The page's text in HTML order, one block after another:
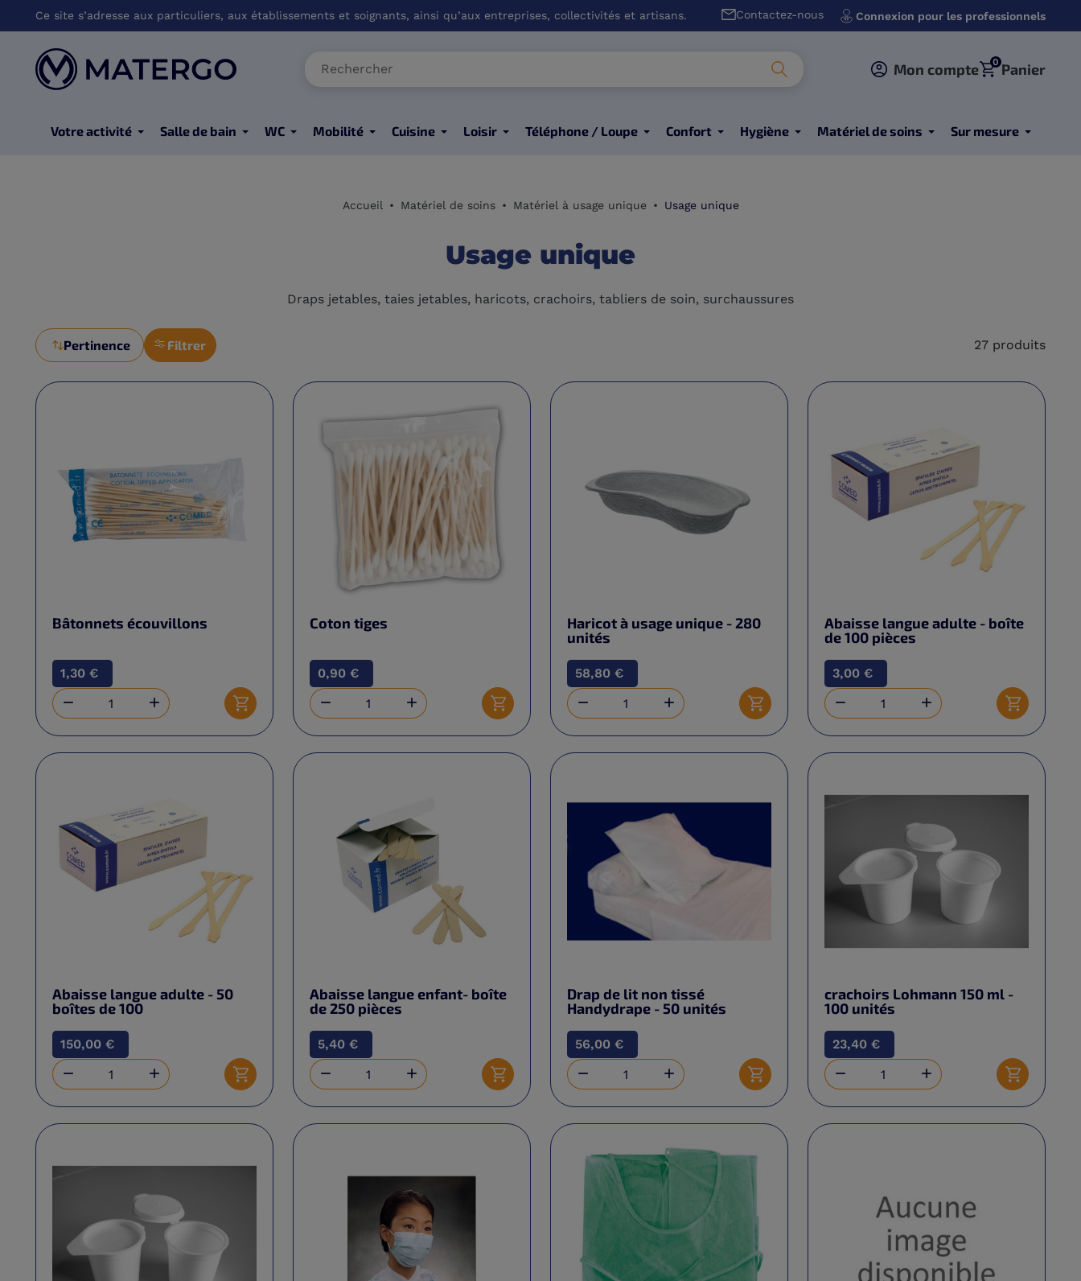
Ce site s’adresse aux particuliers, aux établissements et soignants, ainsi qu’aux entreprises, collectivités et artisans. Contactez-nous Connexion pour les professionnels
Mon compte 0 Panier
Votre activité Salle de bain WC Mobilité Cuisine Loisir Téléphone / Loupe Confort Hygiène Matériel de soins Sur mesure
Accueil Matériel de soins Matériel à usage unique Usage unique
Usage unique
Draps jetables, taies jetables, haricots, crachoirs, tabliers de soin, surchaussures
Pertinence Filtrer 27 produits
Bâtonnets écouvillons
1,30 €
 
Ajouter au panier
Coton tiges
0,90 €
 
Ajouter au panier
Haricot à usage unique - 280
unités
58,80 €
 
Ajouter au panier
Abaisse langue adulte - boîte
de 100 pièces
3,00 €
 
Ajouter au
Abaisse langue adulte - 50
boîtes de 100
150,00 €
 
Ajouter au panier
Abaisse langue enfant- boîte
de 250 pièces
5,40 €
 
Ajouter au panier
Drap de lit non tissé
Handydrape - 50 unités
56,00 €
 
Ajouter au panier
crachoirs Lohmann 150 ml -
100 unités
23,40 €
 
Ajouter au